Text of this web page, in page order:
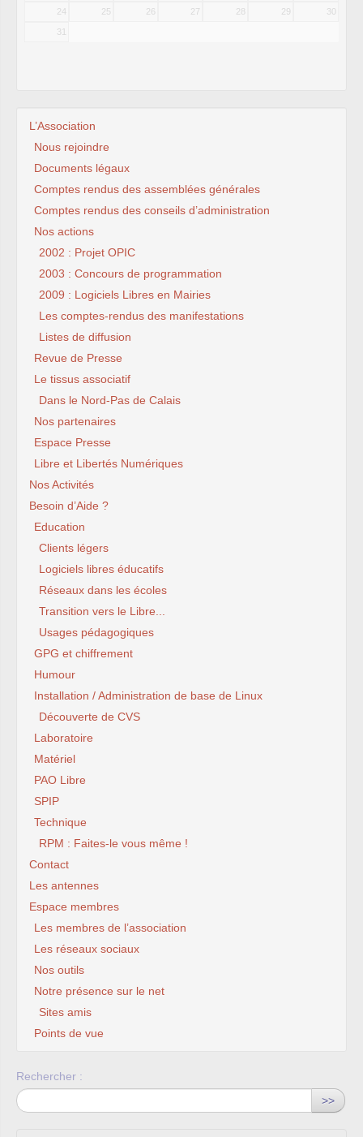
24 25 26 27 28 29 30
31
L’Association
Nous rejoindre
Documents légaux
Comptes rendus des assemblées générales
Comptes rendus des conseils d’administration
Nos actions
2002 : Projet OPIC
2003 : Concours de programmation
2009 : Logiciels Libres en Mairies
Les comptes-rendus des manifestations
Listes de diffusion
Revue de Presse
Le tissus associatif
Dans le Nord-Pas de Calais
Nos partenaires
Espace Presse
Libre et Libertés Numériques
Nos Activités
Besoin d’Aide ?
Education
Clients légers
Logiciels libres éducatifs
Réseaux dans les écoles
Transition vers le Libre...
Usages pédagogiques
GPG et chiffrement
Humour
Installation / Administration de base de Linux
Découverte de CVS
Laboratoire
Matériel
PAO Libre
SPIP
Technique
RPM : Faites-le vous même !
Contact
Les antennes
Espace membres
Les membres de l’association
Les réseaux sociaux
Nos outils
Notre présence sur le net
Sites amis
Points de vue
Rechercher :
>>